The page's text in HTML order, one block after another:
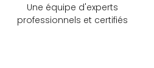
Une équipe d'experts
professionnels et certifiés